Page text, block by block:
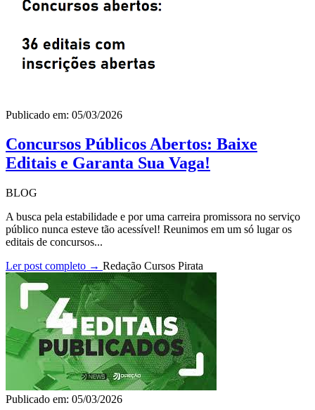
Publicado em: 05/03/2026
Concursos Públicos Abertos: Baixe
Editais e Garanta Sua Vaga!
BLOG
A busca pela estabilidade e por uma carreira promissora no serviço
público nunca esteve tão acessível! Reunimos em um só lugar os
editais de concursos...
Ler post completo → Redação Cursos Pirata
Publicado em: 05/03/2026